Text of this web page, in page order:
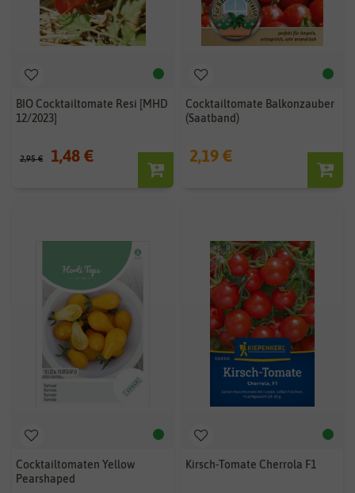
BIO Cocktailtomate Resi [MHD
12/2023]
2,95 € 1,48 €
Cocktailtomate Balkonzauber
(Saatband)
2,19 €
Cocktailtomaten Yellow
Pearshaped
Kirsch-Tomate Cherrola F1